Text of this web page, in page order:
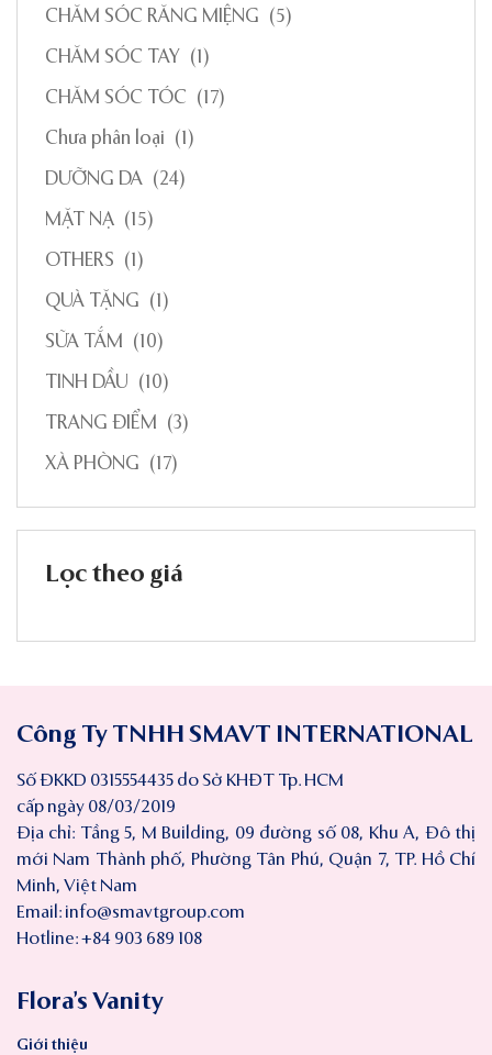
CHĂM SÓC RĂNG MIỆNG (5)
CHĂM SÓC TAY (1)
CHĂM SÓC TÓC (17)
Chưa phân loại (1)
DƯỠNG DA (24)
MẶT NẠ (15)
OTHERS (1)
QUÀ TẶNG (1)
SỮA TẮM (10)
TINH DẦU (10)
TRANG ĐIỂM (3)
XÀ PHÒNG (17)
Lọc theo giá
Công Ty TNHH SMAVT INTERNATIONAL
Số ĐKKD 0315554435 do Sở KHĐT Tp. HCM
cấp ngày 08/03/2019
Địa chỉ: Tầng 5, M Building, 09 đường số 08, Khu A, Đô thị
mới Nam Thành phố, Phường Tân Phú, Quận 7, TP. Hồ Chí
Minh, Việt Nam
Email: info@smavtgroup.com
Hotline: +84 903 689 108
Flora’s Vanity
Giới thiệu